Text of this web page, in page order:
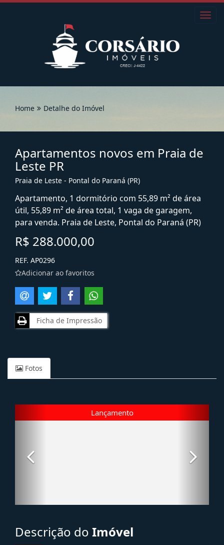
Home Detalhe do Imóvel
Apartamentos novos em Praia de
Leste PR
Praia de Leste - Pontal do Paraná (PR)
Apartamento, 1 dormitório com 55,89 m² de área
útil, 55,89 m² de área total, 1 vaga de garagem,
para venda. Praia de Leste, Pontal do Paraná (PR)
R$ 288.000,00
REF. AP0296
Adicionar ao favoritos
Ficha de Impressão
Fotos
Descrição do Imóvel